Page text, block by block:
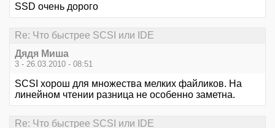
SSD очень дорого
Re: Что быстрее SCSI или IDE
Дядя Миша
3 - 26.03.2010 - 08:51
SCSI хорош для множества мелких файликов. На
линейном чтении разница не особенно заметна.
Re: Что быстрее SCSI или IDE